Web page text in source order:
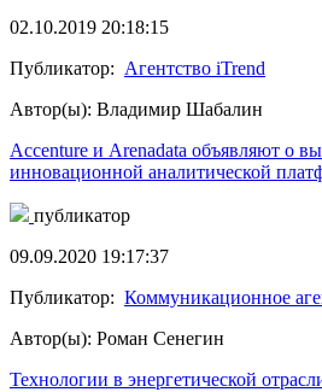
02.10.2019 20:18:15
Публикатор: Агентство iTrend
Автор(ы): Владимир Шабалин
Accenture и Arenadata объявляют о
инновационной аналитической
публикатор
09.09.2020 19:17:37
Публикатор: Коммуникационное
Автор(ы): Роман Сенегин
Технологии в энергетической